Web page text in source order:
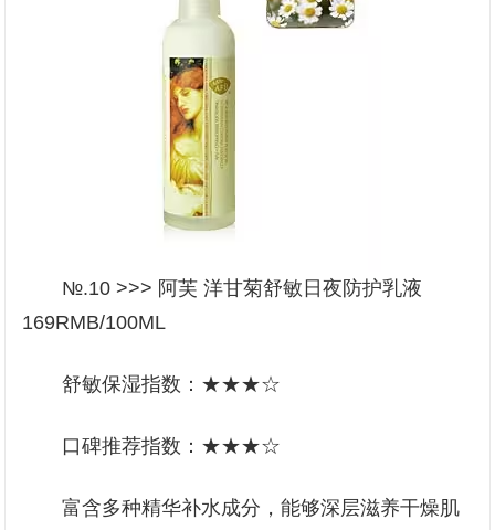
№.10 >>> 阿芙 洋甘菊舒敏日夜防护乳液
169RMB/100ML
舒敏保湿指数：★★★☆
口碑推荐指数：★★★☆
富含多种精华补水成分，能够深层滋养干燥肌